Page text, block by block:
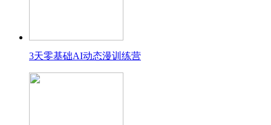
3天零基础AI动态漫训练营